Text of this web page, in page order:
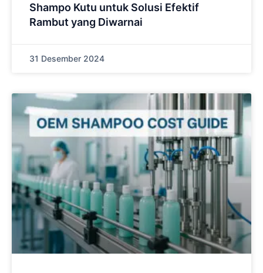
Shampo Kutu untuk Solusi Efektif
Rambut yang Diwarnai
31 Desember 2024